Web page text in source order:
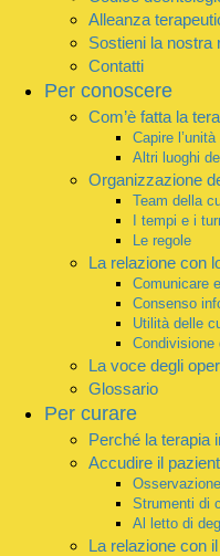
Alleanza
Sostieni la nostra
Contatti
Per conoscere
Com’è fatta la
Capire
Altri luoghi
Organizzazione
Team della
I tempi e i
Le regole
La relazione con
Comunicare
Consenso
Utilità delle
Condivisione
La voce degli
Glossario
Per curare
Perché la terapia
Accudire il
Strumenti di
Al letto di
La relazione con